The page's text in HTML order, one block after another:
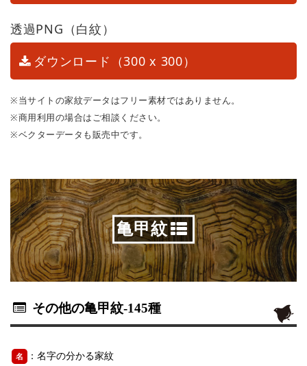
透過PNG（白紋）
ダウンロード（300 x 300）
※当サイトの家紋データはフリー素材ではありません。
※商用利用の場合はご相談ください。
※ベクターデータも販売中です。
亀甲紋
その他の亀甲紋-145種
名 ：名字の分かる家紋